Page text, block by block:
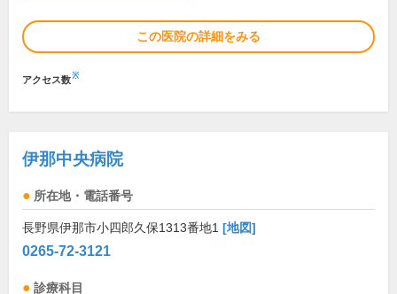
この医院の詳細をみる
アクセス数※
伊那中央病院
所在地・電話番号
長野県伊那市小四郎久保1313番地1 [地図]
0265-72-3121
診療科目